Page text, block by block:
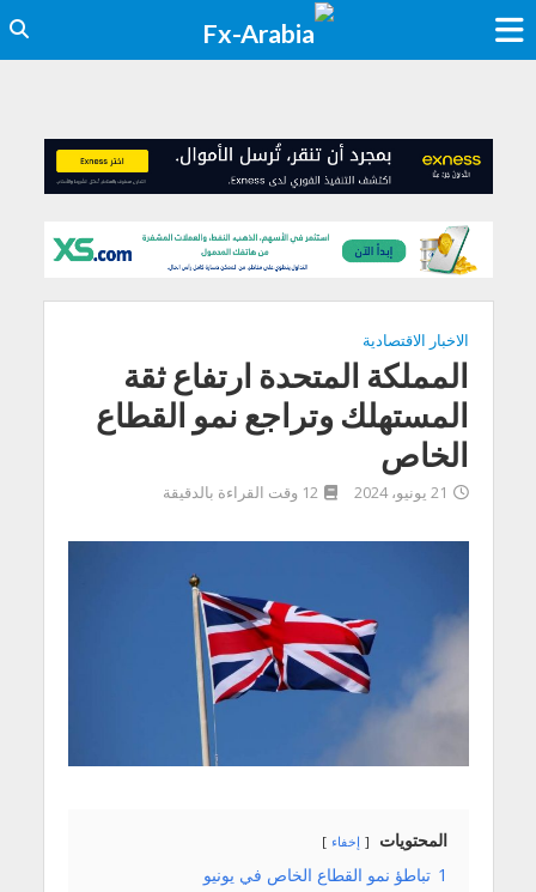
الاخبار الاقتصادية
المملكة المتحدة ارتفاع ثقة
المستهلك وتراجع نمو القطاع
الخاص
21 يونيو، 2024 12 وقت القراءة بالدقيقة
المحتويات إخفاء
1 تباطؤ نمو القطاع الخاص في يونيو